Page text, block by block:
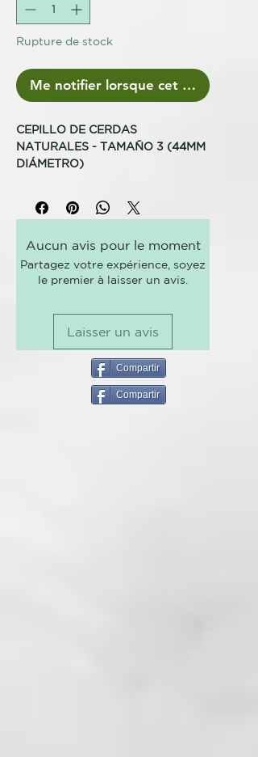
Rupture de stock
Me notifier lorsque cet article est
CEPILLO DE CERDAS
NATURALES - TAMAÑO 3 (44MM
DIÁMETRO)
largo
Mejor para... El barril grande del
cepillo de tamaño 3, de 44mm de
diámetro, es ideal para secar
naturales te ayudarán a crear un
acabado más suave.
Para utilizar... Seca el cabello
hasta que esté seco al 80%.
Trabaja con secciones de tamaño
Aucun avis pour le moment
Partagez votre expérience, soyez
le premier à laisser un avis.
Laisser un avis
Compartir
Compartir